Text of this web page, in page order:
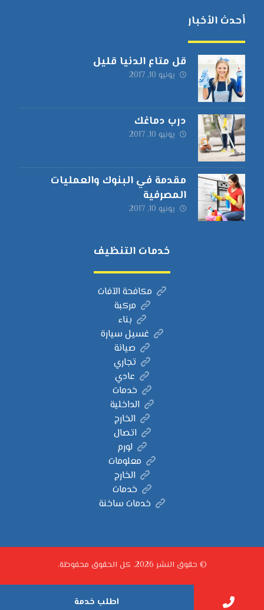
أحدث الأخبار
قل متاع الدنيا قليل
يونيو 10, 2017
درب دماغك
يونيو 10, 2017
مقدمة في البنوك والعمليات
المصرفية
يونيو 10, 2017
خدمات التنظيف
مكافحة الآفات
مركبة
بناء
غسيل سيارة
صيانة
تجاري
عادي
خدمات
الداخلية
الخارج
اتصال
لورم
معلومات
الخارج
خدمات
خدمات ساخنة
© حقوق النشر 2026. كل الحقوق محفوظة.
اطلب خدمة